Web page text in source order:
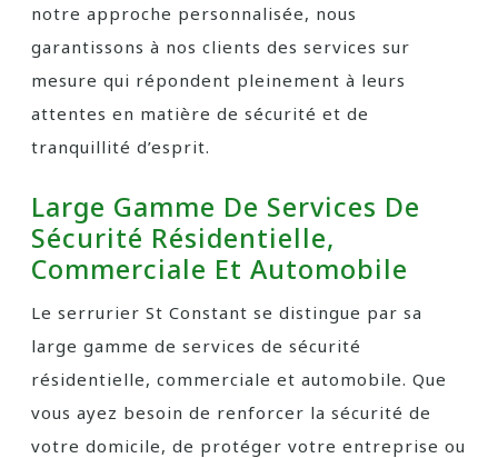
notre approche personnalisée, nous
garantissons à nos clients des services sur
mesure qui répondent pleinement à leurs
attentes en matière de sécurité et de
tranquillité d’esprit.
Large Gamme De Services De
Sécurité Résidentielle,
Commerciale Et Automobile
Le serrurier St Constant se distingue par sa
large gamme de services de sécurité
résidentielle, commerciale et automobile. Que
vous ayez besoin de renforcer la sécurité de
votre domicile, de protéger votre entreprise ou